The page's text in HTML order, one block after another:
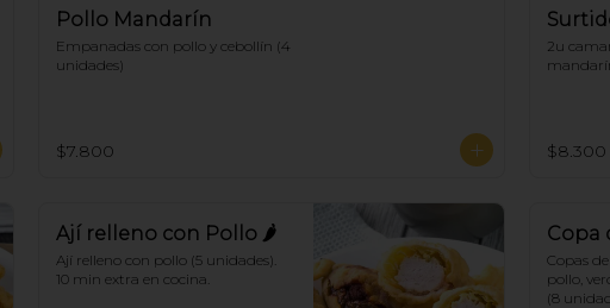
Pollo Mandarín
Empanadas con pollo y cebollín (4
unidades)
$7.800
2u
$8.300
Ají relleno con Pollo 🌶
Ají relleno con pollo (5 unidades).
10 min extra en cocina.
Copa
Copas
pollo,
(8